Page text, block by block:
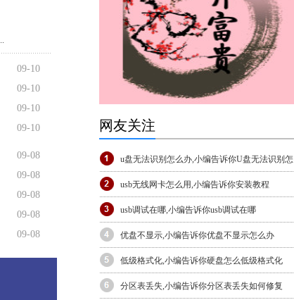
09-10
09-10
09-10
09-10
09-08
09-08
09-08
09-08
09-08
网友关注
u盘无法识别怎么办,小编告诉你U盘无法识别怎
usb无线网卡怎么用,小编告诉你安装教程
usb调试在哪,小编告诉你usb调试在哪
优盘不显示,小编告诉你优盘不显示怎么办
低级格式化,小编告诉你硬盘怎么低级格式化
分区表丢失,小编告诉你分区表丢失如何修复